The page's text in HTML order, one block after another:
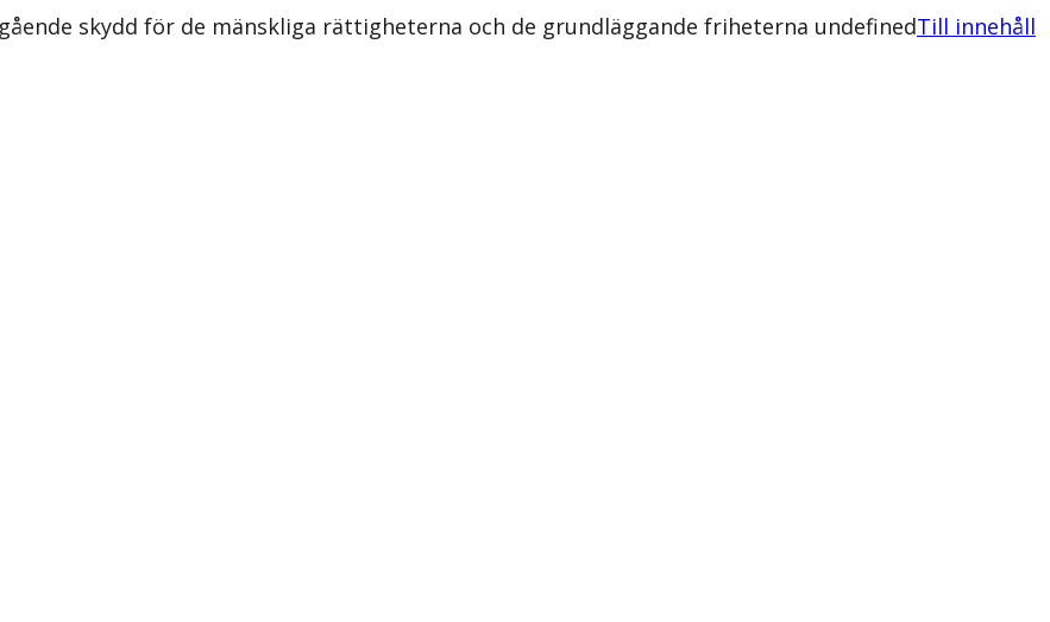
skydd för de mänskliga rättigheterna och de grundläggande friheterna undefinedTill innehåll